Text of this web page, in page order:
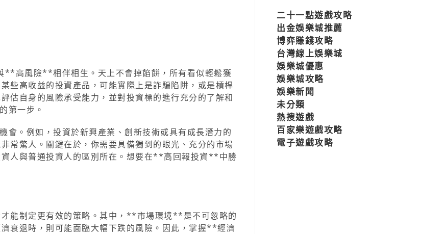
高風險**相伴相生。天上不會掉餡餅，所有看似輕鬆獲
些高收益的投資產品，可能實際上是詐騙陷阱，或是槓桿
估自身的風險承受能力，並對投資標的進行充分的了解和
第一步。
。例如，投資於新興產業、創新技術或具有成長潛力的
常驚人。關鍵在於，你需要具備獨到的眼光、充分的市場
人與普通投資人的區別所在。想要在**高回報投資**中勝
能制定更有效的策略。其中，**市場環境**是不可忽略的
衰退時，則可能面臨大幅下跌的風險。因此，掌握**經濟
二十一點遊戲攻略
出金娛樂城推薦
博弈賺錢攻略
台灣線上娛樂城
娛樂城優惠
娛樂城攻略
娛樂新聞
未分類
熱搜遊戲
百家樂遊戲攻略
電子遊戲攻略